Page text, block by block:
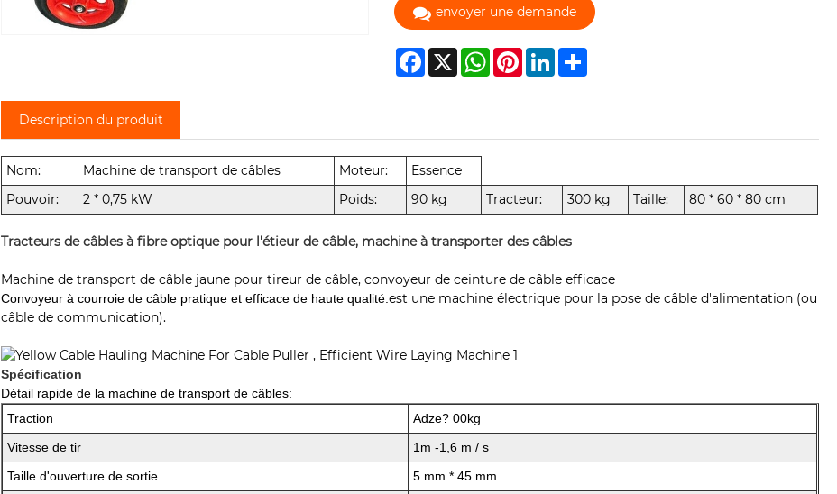
envoyer une demande
Facebook
X WhatsApp
PinterestLinkedInShare
Description du produit
Nom: Machine de transport de câbles Moteur:
Essence
Pouvoir:
2 * 0,75 kW Poids: 90 kg Tracteur: 300 kg Taille: 80 * 60 * 80 cm
Tracteurs de câbles à fibre optique pour l'étieur de câble, machine à transporter des câbles
Machine de transport de câble jaune pour tireur de câble, convoyeur de ceinture de câble efficace
Convoyeur à courroie de câble pratique et efficace de haute qualité:est une machine électrique pour la pose de câble d'alimentation (ou
câble de communication).
Spécification
Détail rapide de la machine de transport de câbles:
Traction
Adze? 00kg
Vitesse de tir
1m -1,6 m / s
Taille d'ouverture de sortie
5 mm * 45 mm